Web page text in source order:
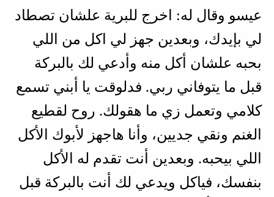
عيسو وقال له: اخرج للبرية علشان تصطاد
لي بإيدك، وبعدين جهز لي اكل من اللي
بحبه علشان أكل منه وأدعي لك بالبركة
قبل ما يتوفاني ربي. فدلوقت يا أبني تسمع
كلامي وتعمل زي ما هقولك. روح لقطيع
الغنم ونقي جديين، وأنا هاجهز لأبوك الأكل
اللي بيحبه. وبعدين أنت تقدم له الأكل
بنفسك، فياكل ويدعي لك أنت بالبركة قبل